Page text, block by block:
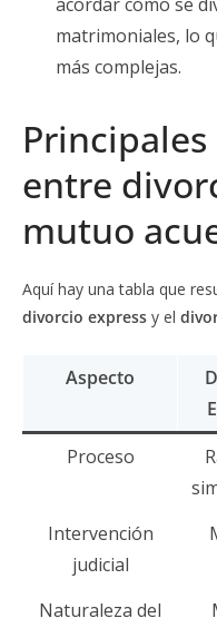
matrimoniales, lo
más complejas.
entre
mutuo
Aquí hay una tabla que
divorcio express y el
Aspecto
Proceso
Intervención
judicial
Naturaleza del